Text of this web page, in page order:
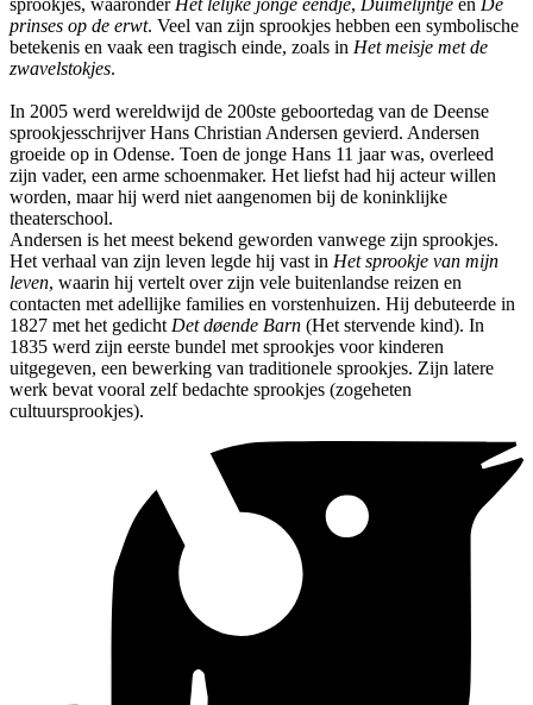
prinses op de erwt. Veel van zijn sprookjes hebben een symbolische
betekenis en vaak een tragisch einde, zoals in Het meisje met de
zwavelstokjes.
In 2005 werd wereldwijd de 200ste geboortedag van de Deense
sprookjesschrijver Hans Christian Andersen gevierd. Andersen
groeide op in Odense. Toen de jonge Hans 11 jaar was, overleed
zijn vader, een arme schoenmaker. Het liefst had hij acteur willen
worden, maar hij werd niet aangenomen bij de koninklijke
theaterschool.
Andersen is het meest bekend geworden vanwege zijn sprookjes.
Het verhaal van zijn leven legde hij vast in Het sprookje van mijn
leven, waarin hij vertelt over zijn vele buitenlandse reizen en
contacten met adellijke families en vorstenhuizen. Hij debuteerde in
1827 met het gedicht Det døende Barn (Het stervende kind). In
1835 werd zijn eerste bundel met sprookjes voor kinderen
uitgegeven, een bewerking van traditionele sprookjes. Zijn latere
werk bevat vooral zelf bedachte sprookjes (zogeheten
cultuursprookjes).